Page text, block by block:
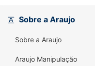
Sobre a Araujo
Sobre a Araujo
Araujo Manipulação